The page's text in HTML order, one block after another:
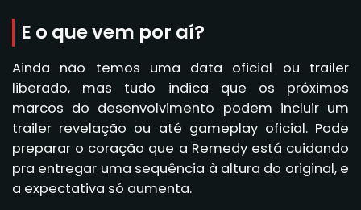
E o que vem por aí?
Ainda não temos uma data oficial ou trailer
liberado, mas tudo indica que os próximos
marcos do desenvolvimento podem incluir um
trailer revelação ou até gameplay oficial. Pode
preparar o coração que a Remedy está cuidando
pra entregar uma sequência à altura do original, e
a expectativa só aumenta.